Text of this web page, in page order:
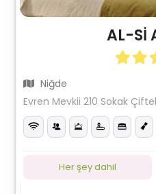
AL-Sİ
Niğde
Evren Mevkii 210 Sokak
Her şey dahil